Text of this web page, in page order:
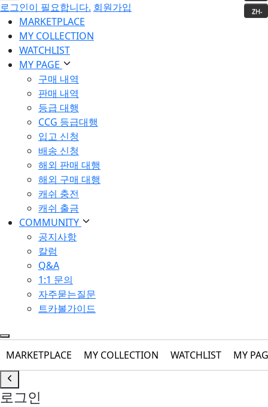
ZH-
로그인이 필요합니다. 회원가입
MARKETPLACE
MY COLLECTION
WATCHLIST
MY PAGE
구매 내역
판매 내역
등급 대행
CCG 등급대행
입고 신청
배송 신청
해외 판매 대행
해외 구매 대행
캐쉬 충전
캐쉬 출금
COMMUNITY
공지사항
칼럼
Q&A
1:1 문의
자주묻는질문
트카볼가이드
MARKETPLACE MY COLLECTION WATCHLIST MY
로그인